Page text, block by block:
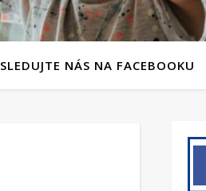
SLEDUJTE NÁS NA FACEBOOKU